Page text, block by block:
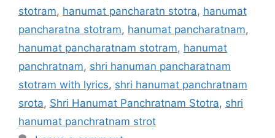
stotram, hanumat pancharatn stotra, hanumat
pancharatna stotram, hanumat pancharatnam,
hanumat pancharatnam stotram, hanumat
panchratnam, shri hanuman pancharatnam
stotram with lyrics, shri hanumat panchratnam
srota, Shri Hanumat Panchratnam Stotra, shri
hanumat panchratnam strot